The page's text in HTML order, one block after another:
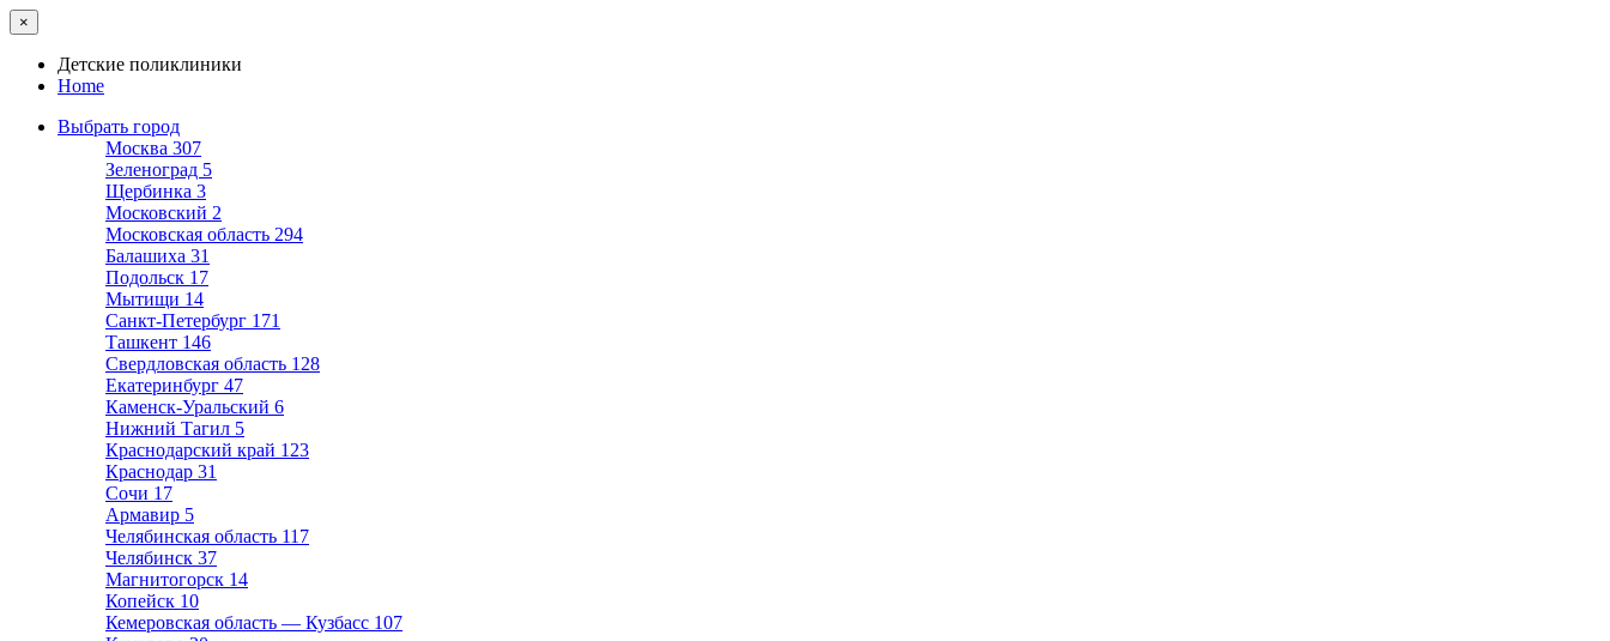
×
Детские поликлиники
Home
Выбрать город
Москва 307
Зеленоград 5
Щербинка 3
Московский 2
Московская область 294
Балашиха 31
Подольск 17
Мытищи 14
Санкт-Петербург 171
Ташкент 146
Свердловская область 128
Екатеринбург 47
Каменск-Уральский 6
Нижний Тагил 5
Краснодарский край 123
Краснодар 31
Сочи 17
Армавир 5
Челябинская область 117
Челябинск 37
Магнитогорск 14
Копейск 10
Кемеровская область — Кузбасс 107